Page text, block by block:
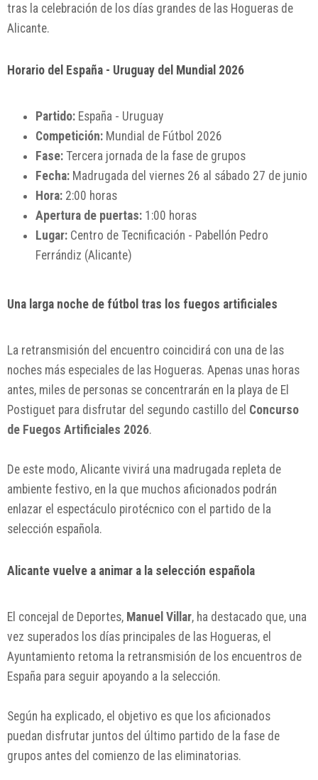
tras la celebración de los días grandes de las Hogueras de
Alicante.
Horario del España - Uruguay del Mundial 2026
Partido: España - Uruguay
Competición: Mundial de Fútbol 2026
Fase: Tercera jornada de la fase de grupos
Fecha: Madrugada del viernes 26 al sábado 27 de junio
Hora: 2:00 horas
Apertura de puertas: 1:00 horas
Lugar: Centro de Tecnificación - Pabellón Pedro
Ferrándiz (Alicante)
Una larga noche de fútbol tras los fuegos artificiales
La retransmisión del encuentro coincidirá con una de las
noches más especiales de las Hogueras. Apenas unas horas
antes, miles de personas se concentrarán en la playa de El
Postiguet para disfrutar del segundo castillo del Concurso
de Fuegos Artificiales 2026.
De este modo, Alicante vivirá una madrugada repleta de
ambiente festivo, en la que muchos aficionados podrán
enlazar el espectáculo pirotécnico con el partido de la
selección española.
Alicante vuelve a animar a la selección española
El concejal de Deportes, Manuel Villar, ha destacado que, una
vez superados los días principales de las Hogueras, el
Ayuntamiento retoma la retransmisión de los encuentros de
España para seguir apoyando a la selección.
Según ha explicado, el objetivo es que los aficionados
puedan disfrutar juntos del último partido de la fase de
grupos antes del comienzo de las eliminatorias.